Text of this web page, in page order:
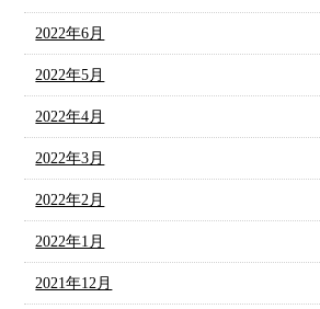
2022年6月
2022年5月
2022年4月
2022年3月
2022年2月
2022年1月
2021年12月